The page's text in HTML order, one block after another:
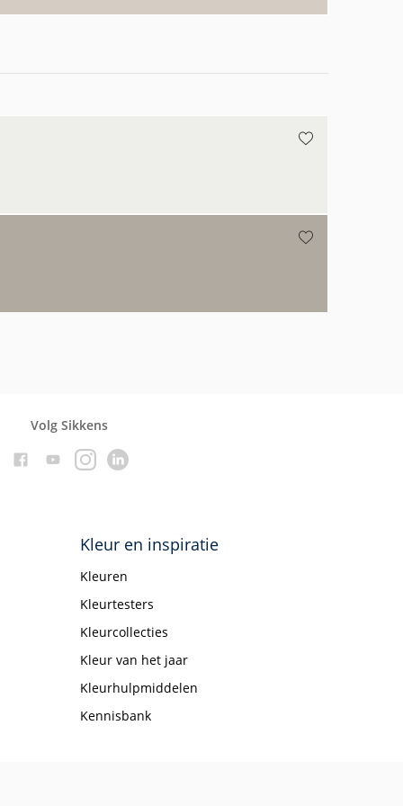
Volg Sikkens
Kleur en inspiratie
Kleuren
Kleurtesters
Kleurcollecties
Kleur van het jaar
Kleurhulpmiddelen
Kennisbank